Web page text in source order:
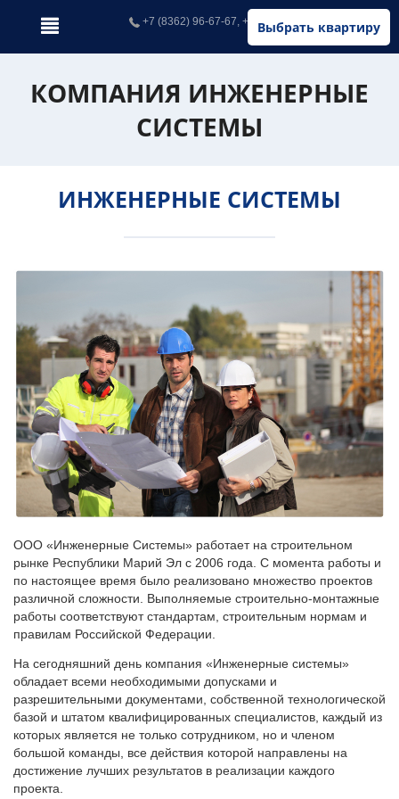
Выбрать квартиру
+7 (8362) 96-67-67, +7 (902) 326-67-67
КОМПАНИЯ ИНЖЕНЕРНЫЕ
СИСТЕМЫ
ИНЖЕНЕРНЫЕ СИСТЕМЫ
ООО «Инженерные Системы» работает на строительном
рынке Республики Марий Эл с 2006 года. С момента работы и
по настоящее время было реализовано множество проектов
различной сложности. Выполняемые строительно-монтажные
работы соответствуют стандартам, строительным нормам и
правилам Российской Федерации.
На сегодняшний день компания «Инженерные системы»
обладает всеми необходимыми допусками и
разрешительными документами, собственной технологической
базой и штатом квалифицированных специалистов, каждый из
которых является не только сотрудником, но и членом
большой команды, все действия которой направлены на
достижение лучших результатов в реализации каждого
проекта.